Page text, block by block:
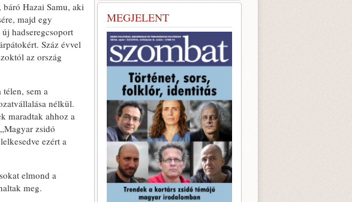
Hazai Samu, aki
majd egy
hadseregcsoport
Száz évvel
az ország
sem a
nélkül.
maradtak ahhoz a
zsidó
ezért a
elmond a
meg.
MEGJELENT